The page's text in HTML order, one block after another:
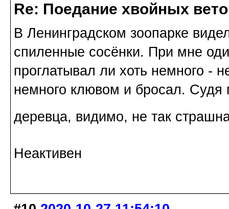
Re: Поедание хвойных
В Ленинградском зоопарке
спиленные сосёнки. При мне
проглатывал ли хоть немного -
немного клювом и бросал. Судя
деревца, видимо, не так
Неактивен